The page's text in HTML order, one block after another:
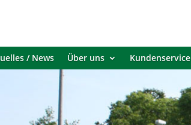
/ News Über uns Kundenservice